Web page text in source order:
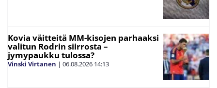
Kovia väitteitä MM-kisojen parhaaksi
valitun Rodrin siirrosta –
jymypaukku tulossa?
Vinski Virtanen | 06.08.2026 14:13